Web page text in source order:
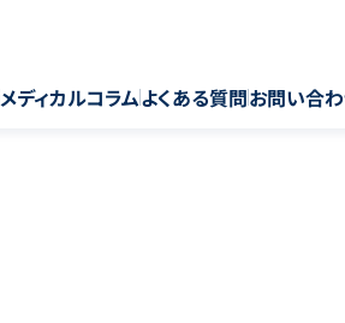
メディカルコラムよくある質問お問い合